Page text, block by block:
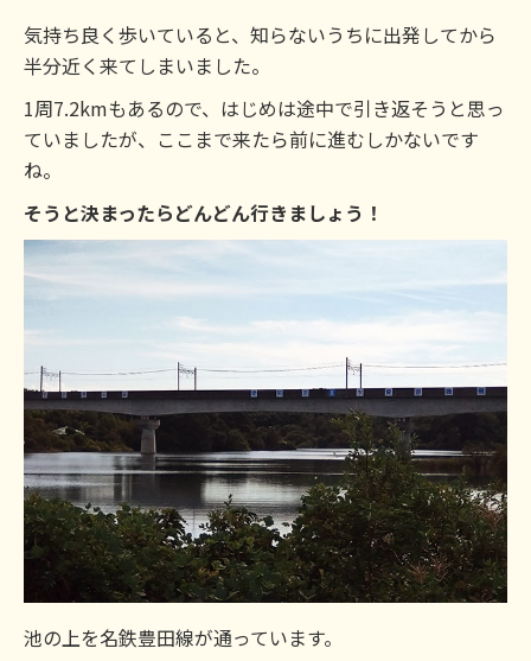
気持ち良く歩いていると、知らないうちに出発してから
半分近く来てしまいました。
1周7.2kmもあるので、はじめは途中で引き返そうと思っ
ていましたが、ここまで来たら前に進むしかないです
ね。
そうと決まったらどんどん行きましょう！
池の上を名鉄豊田線が通っています。